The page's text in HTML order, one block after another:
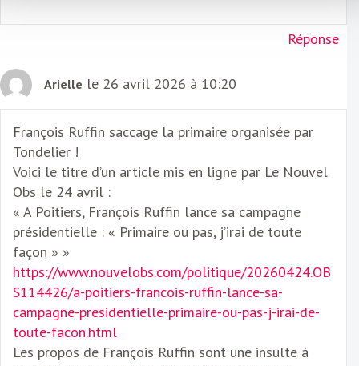
Réponse
Arielle le 26 avril 2026 à 10:20
François Ruffin saccage la primaire organisée par
Tondelier !
Voici le titre d’un article mis en ligne par Le Nouvel
Obs le 24 avril :
« A Poitiers, François Ruffin lance sa campagne
présidentielle : « Primaire ou pas, j’irai de toute
façon » »
https://www.nouvelobs.com/politique/20260424.OB
S114426/a-poitiers-francois-ruffin-lance-sa-
campagne-presidentielle-primaire-ou-pas-j-irai-de-
toute-facon.html
Les propos de François Ruffin sont une insulte à